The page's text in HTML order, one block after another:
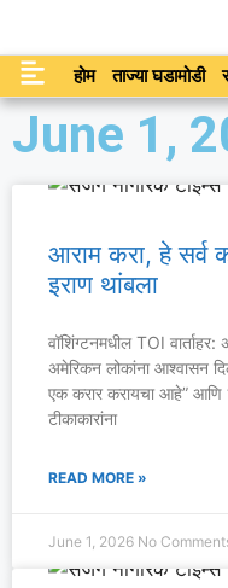
होम ताज्या घडामोडी
June 1,
आराम करा, हे सर्व
इराण थांबला
वॉशिंग्टनमधील TOI
अमेरिकन लोकांना आश्वासन
एक करार करायचा आहे” आणि
टीकाकारांना
READ MORE »
June 1, 2026 No